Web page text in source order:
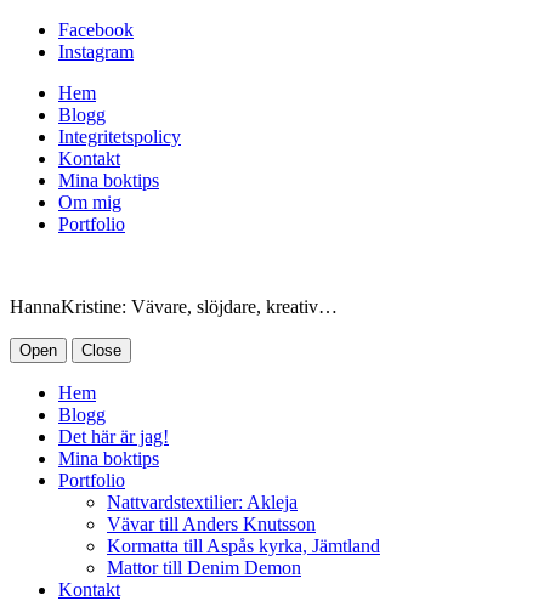
Facebook
Instagram
Hem
Blogg
Integritetspolicy
Kontakt
Mina boktips
Om mig
Portfolio
HannaKristine: Vävare, slöjdare, kreativ…
Open Close
Hem
Blogg
Det här är jag!
Mina boktips
Portfolio
Nattvardstextilier: Akleja
Vävar till Anders Knutsson
Kormatta till Aspås kyrka, Jämtland
Mattor till Denim Demon
Kontakt